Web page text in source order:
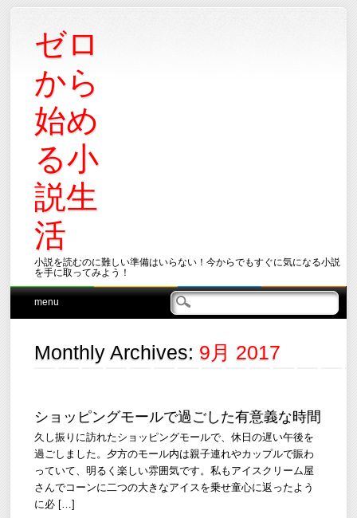
ゼロ
から
始め
る小
説生
活
小説を読むのに難しい準備はいらない！今からでもすぐに気になる小説
を手に取ってみよう！
Main menu
Skip
menu
Monthly Archives: 9月 2017
ショッピングモールで過ごした有意義な時間
久し振りに訪れたショッピングモールで、休日の遅い午後を
過ごしました。夕方のモール内は親子連れやカップルで賑わ
っていて、明るく楽しい雰囲気です。私もアイスクリーム屋
さんでコーンに二つの大きなアイスを乗せ童心に返ったよう
に必 […]